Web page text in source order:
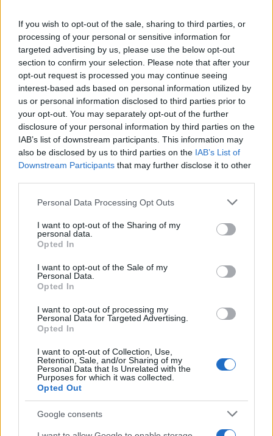
If you wish to opt-out of the sale, sharing to third parties, or
processing of your personal or sensitive information for
targeted advertising by us, please use the below opt-out
section to confirm your selection. Please note that after your
opt-out request is processed you may continue seeing
interest-based ads based on personal information utilized by
us or personal information disclosed to third parties prior to
your opt-out. You may separately opt-out of the further
disclosure of your personal information by third parties on the
IAB’s list of downstream participants. This information may
also be disclosed by us to third parties on the IAB’s List of
Downstream Participants that may further disclose it to other
Please note that this website/app uses one or more Google
not limited to your visit or usage behaviour. You may click to
grant or deny consent to Google and its third-party tags to
use your data for below specified purposes in below Google
consent section.
Personal Data Processing Opt Outs
I want to opt-out of the Sharing of my
personal data.
Opted In
I want to opt-out of the Sale of my
Personal Data.
Opted In
I want to opt-out of processing my
Personal Data for Targeted Advertising.
Opted In
I want to opt-out of Collection, Use,
Retention, Sale, and/or Sharing of my
Personal Data that Is Unrelated with the
Purposes for which it was collected.
Opted Out
Google consents
Continua a leggere
INVESTIMENTI
Piani di accumulo: come costruire un patrimonio con
investimenti regolari
Francesca Spadaro · 9 Ago 2026